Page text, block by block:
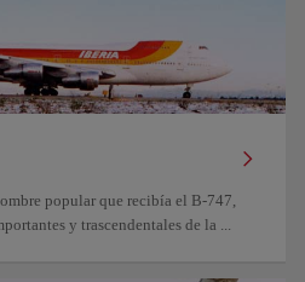
popular que recibía el B-747,
y trascendentales de la ...